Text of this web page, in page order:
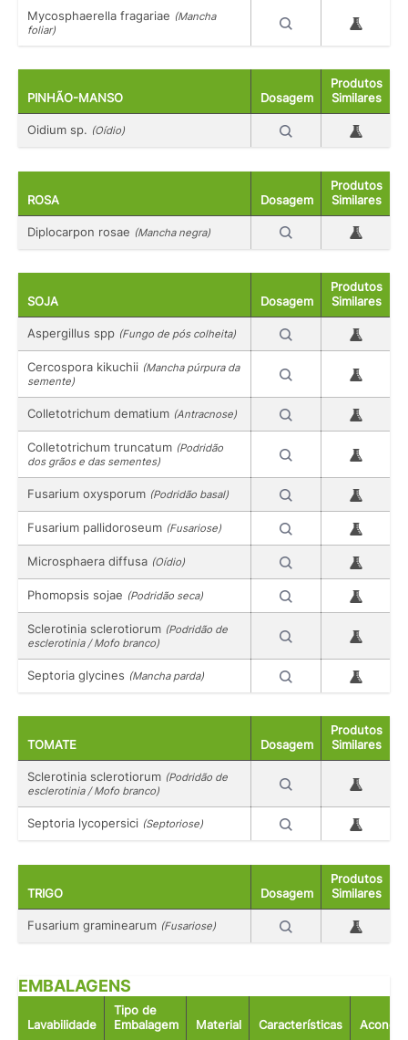
Mycosphaerella fragariae (Mancha
foliar)
PINHÃO-MANSO Dosagem
Produtos
Similares
Oidium sp. (Oídio)
ROSA Dosagem
Produtos
Similares
Diplocarpon rosae (Mancha negra)
SOJA Dosagem
Produtos
Similares
Aspergillus spp (Fungo de pós colheita)
Cercospora kikuchii (Mancha púrpura da
semente)
Colletotrichum dematium (Antracnose)
Colletotrichum truncatum (Podridão
dos grãos e das sementes)
Fusarium oxysporum (Podridão basal)
Fusarium pallidoroseum (Fusariose)
Microsphaera diffusa (Oídio)
Phomopsis sojae (Podridão seca)
Sclerotinia sclerotiorum (Podridão de
esclerotinia / Mofo branco)
Septoria glycines (Mancha parda)
TOMATE Dosagem
Produtos
Similares
Sclerotinia sclerotiorum (Podridão de
esclerotinia / Mofo branco)
Septoria lycopersici (Septoriose)
TRIGO Dosagem
Produtos
Similares
Fusarium graminearum (Fusariose)
EMBALAGENS
Lavabilidade
Tipo de
Embalagem
Material Características